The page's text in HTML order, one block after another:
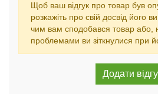
Щоб ваш відгук про товар був
розкажіть про свій досвід його
чим вам сподобався товар або,
проблемами ви зіткнулися при